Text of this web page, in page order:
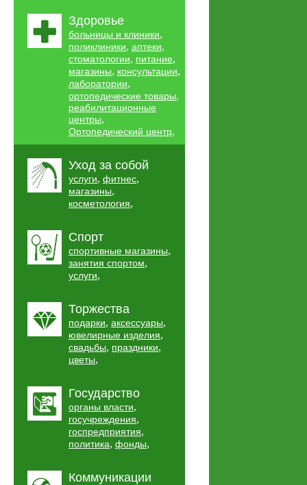
Здоровье
больницы и клиники,
поликлиники, аптеки,
стоматологии, питание,
магазины, консультации,
лаборатории,
ортопедические товары,
реабилитационные
центры,
Ортопедический центр,
Уход за собой
услуги, фитнес,
магазины,
косметология,
Спорт
спортивные магазины,
занятия спортом,
услуги,
Торжества
подарки, аксессуары,
ювелирные изделия,
свадьбы, праздники,
цветы,
Государство
органы власти,
госучреждения,
госпредприятия,
политика, фонды,
Коммуникации